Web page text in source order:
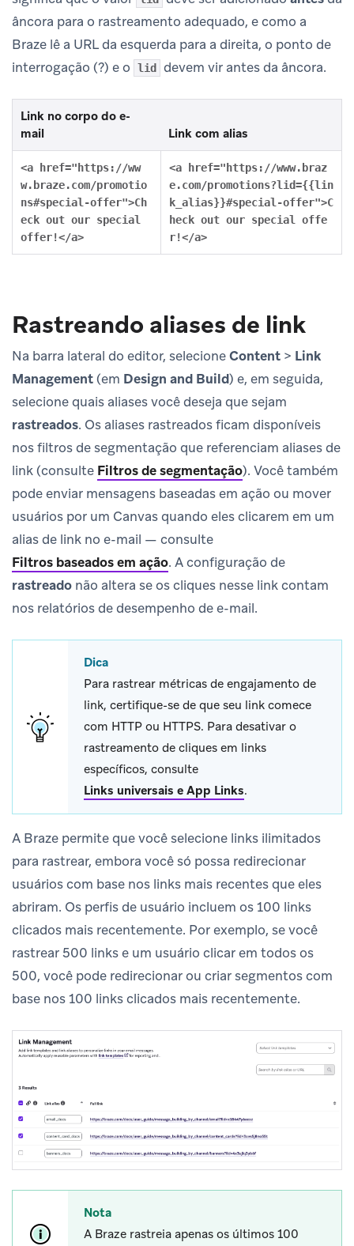
âncora para o rastreamento adequado, e como a
Braze lê a URL da esquerda para a direita, o ponto de
interrogação (?) e o
lid devem vir antes da âncora.
Link no corpo do e-
mail
Link com alias
<a href="https://ww
w.braze.com/promotio
ns#special-offer">Ch
eck out our special
offer!</a>
<a href="https://www.braz
e.com/promotions?lid={{lin
k_alias}}#special-offer">C
heck out our special offe
r!</a>
Rastreando aliases de link
Na barra lateral do editor, selecioneContent > Link
Management(em Design and Build) e, em seguida,
selecione quais aliases você deseja que sejam
rastreados. Os aliases rastreados ficam disponíveis
nos filtros de segmentação que referenciam aliases de
link (consulte Filtros de segmentação). Você também
pode enviar mensagens baseadas em ação ou mover
usuários por um Canvas quando eles clicarem em um
alias de link no e-mail — consulte
Filtros baseados em ação. A configuração de
rastreado não altera se os cliques nesse link contam
nos relatórios de desempenho de e-mail.
Dica
Para rastrear métricas de engajamento de
link, certifique-se de que seu link comece
com HTTP ou HTTPS. Para desativar o
rastreamento de cliques em links
específicos, consulte
Links universais e App Links.
A Braze permite que você selecione links ilimitados
para rastrear, embora você só possa redirecionar
usuários com base nos links mais recentes que eles
abriram. Os perfis de usuário incluem os 100 links
clicados mais recentemente. Por exemplo, se você
rastrear 500 links e um usuário clicar em todos os
500, você pode redirecionar ou criar segmentos com
base nos 100 links clicados mais recentemente.
Nota
A Braze rastreia apenas os últimos 100